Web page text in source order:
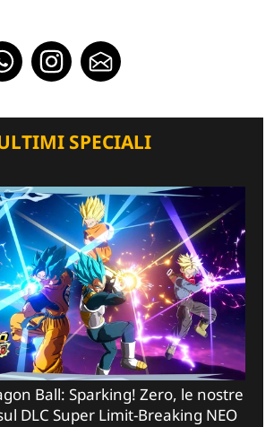
SPECIALI
Ball: Sparking! Zero, le nostre
DLC Super Limit-Breaking NEO